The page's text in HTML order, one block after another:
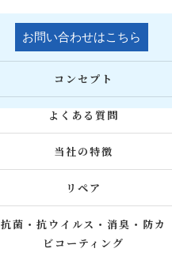
お問い合わせはこちら
コンセプト
よくある質問
当社の特徴
リペア
抗菌・抗ウイルス・消臭・防カ
ビコーティング